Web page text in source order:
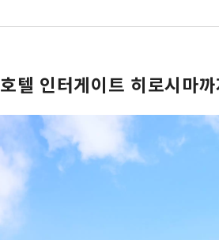
호텔 인터게이트 히로시마